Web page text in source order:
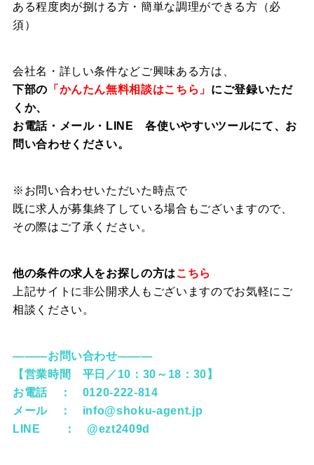
ある程度肉が捌ける方・簡単な調理ができる方（必
須）
会社名・詳しい条件などご興味ある方は、
下部の 「かんたん無料相談はこちら」 にご登録いただ
くか、
お電話・メール・LINE 各使いやすいツールにて、お
問い合わせください。
※お問い合わせいただいた時点で
既に求人が募集終了している場合もございますので、
その際はご了承ください。
他の条件の求人をお探しの方はこちら
上記サイトに非公開求人もございますのでお気軽にご
相談ください。
―――お問い合わせ―――
【営業時間 平日／10：30～18：30】
お電話 ： 0120-222-814
メール ： info@shoku-agent.jp
LINE ： @ezt2409d